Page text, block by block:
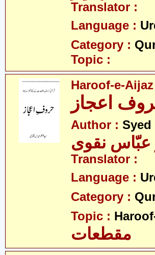
Translator :
Language :
Category :
Topic :
Haroof-e-Aijaz
اعجاز
Author : Syed
عبّاس نقوی
Translator :
Language :
Category :
Topic :
مقطعات